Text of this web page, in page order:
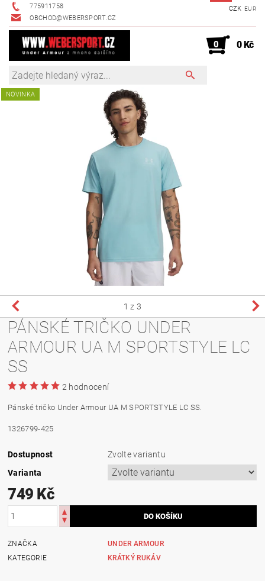
775911758
OBCHOD@WEBERSPORT.CZ
CZK EUR
0 0 Kč
NOVINKA
1 z 3
PÁNSKÉ TRIČKO UNDER
ARMOUR UA M SPORTSTYLE LC
SS
2 hodnocení
Pánské tričko Under Armour UA M SPORTSTYLE LC SS.
1326799-425
Dostupnost
Zvolte variantu
Varianta
749 Kč
ZNAČKA
UNDER ARMOUR
KATEGORIE
KRÁTKÝ RUKÁV